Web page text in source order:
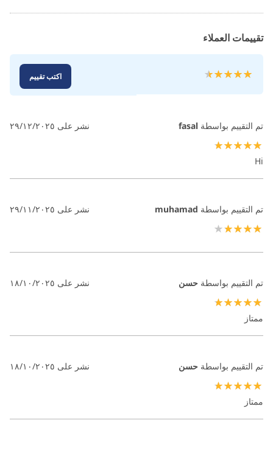
تقييمات العملاء
تقييم:
اكتب تقييم
تم التقييم بواسطة fasal نشر على ٢٩/١٢/٢٠٢٥
Hi
تم التقييم بواسطة muhamad نشر على ٢٩/١١/٢٠٢٥
تم التقييم بواسطة حسن نشر على ١٨/١٠/٢٠٢٥
ممتاز
تم التقييم بواسطة حسن نشر على ١٨/١٠/٢٠٢٥
ممتاز